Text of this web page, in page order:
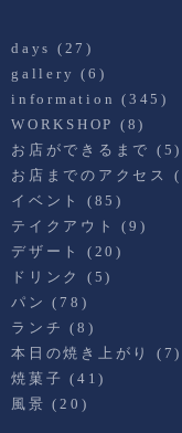
days (27)
gallery (6)
information (345)
WORKSHOP (8)
お店ができるまで (5)
お店までのアクセス
イベント
(85)
テイクアウト
(9)
デザート
(20)
ドリンク
(5)
パン (78)
ランチ (8)
本日の焼き上がり
(7)
焼菓子 (41)
風景 (20)